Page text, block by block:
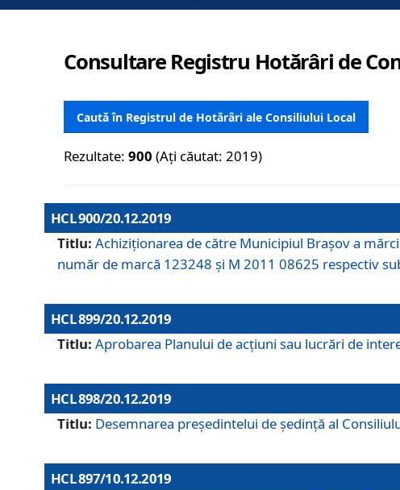
Consultare Registru Hotărâri de
Caută în Registrul de Hotărâri ale Consiliului Local
Rezultate:900 (Ați căutat: 2019)
HCL 900/20.12.2019
Titlu: Achiziționarea de către Municipiul Brașov a
număr de marcă 123248 și M 2011 08625 respectiv
HCL 899/20.12.2019
Titlu: Aprobarea Planului de acţiuni sau lucrări de
HCL 898/20.12.2019
Titlu: Desemnarea preşedintelui de şedinţă al
HCL 897/10.12.2019